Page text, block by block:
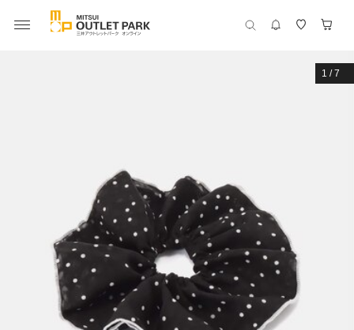
1 /7